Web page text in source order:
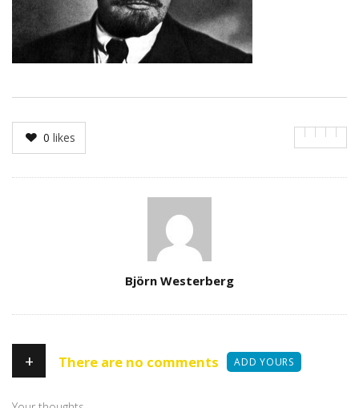
0 likes
Björn Westerberg
+ There are no comments ADD YOURS